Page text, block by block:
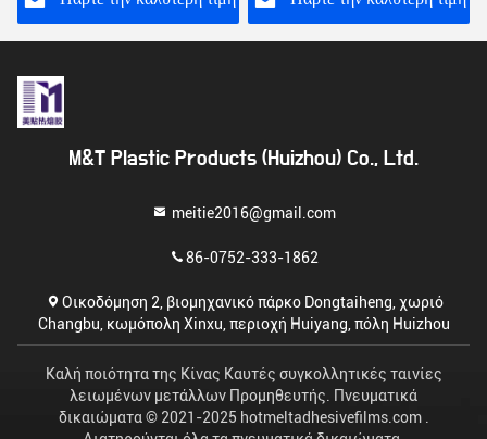
Πολυουρεθάνη
M&T Plastic Products (Huizhou) Co., Ltd.
meitie2016@gmail.com
86-0752-333-1862
Οικοδόμηση 2, βιομηχανικό πάρκο Dongtaiheng, χωριό
Changbu, κωμόπολη Xinxu, περιοχή Huiyang, πόλη Huizhou
Καλή ποιότητα της Κίνας Καυτές συγκολλητικές ταινίες
λειωμένων μετάλλων Προμηθευτής. Πνευματικά
δικαιώματα © 2021-2025 hotmeltadhesivefilms.com .